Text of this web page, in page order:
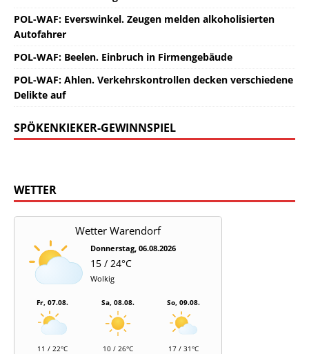
POL-WAF: Everswinkel. Zeugen melden alkoholisierten
Autofahrer
POL-WAF: Beelen. Einbruch in Firmengebäude
POL-WAF: Ahlen. Verkehrskontrollen decken verschiedene
Delikte auf
SPÖKENKIEKER-GEWINNSPIEL
WETTER
Wetter Warendorf
Donnerstag, 06.08.2026
15 / 24°C
Wolkig
Fr, 07.08.
11 / 22°C
Sa, 08.08.
10 / 26°C
So, 09.08.
17 / 31°C